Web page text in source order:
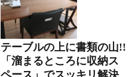
テーブルの上に書類の山!!
「溜まるところに収納ス